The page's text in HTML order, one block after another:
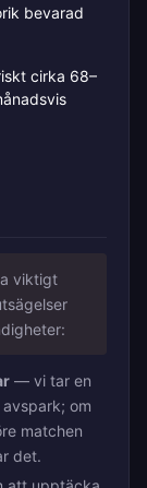
bevarad
cirka 68–
viktigt
— vi tar en
om
matchen
det.